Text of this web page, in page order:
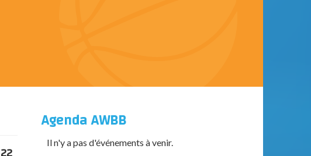
Agenda AWBB
Il n'y a pas d'événements à venir.